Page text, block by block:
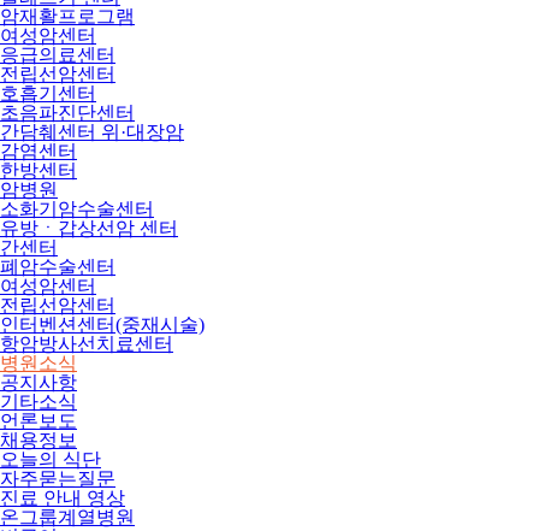
암재활프로그램
여성암센터
응급의료센터
전립선암센터
호흡기센터
초음파진단센터
간담췌센터 위·대장암
감염센터
한방센터
암병원
소화기암수술센터
유방ㆍ갑상선암 센터
간센터
폐암수술센터
여성암센터
전립선암센터
인터벤션센터(중재시술)
항암방사선치료센터
병원소식
공지사항
기타소식
언론보도
채용정보
오늘의 식단
자주묻는질문
진료 안내 영상
온그룹계열병원